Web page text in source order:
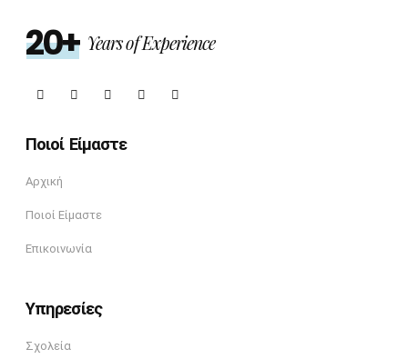
20+ Years of Experience
Ποιοί Είμαστε
Αρχική
Ποιοί Είμαστε
Επικοινωνία
Υπηρεσίες
Σχολεία